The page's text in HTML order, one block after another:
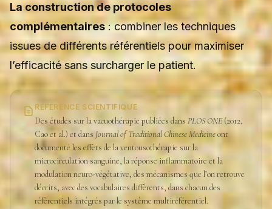
La construction de protocoles
complémentaires: combiner les techniques
issues de différents référentiels pour maximiser
l’efficacité sans surcharger le patient.
RÉFÉRENCE SCIENTIFIQUE
Des études sur la vacuothérapie publiées dans PLOS ONE (2012,
Cao et al.) et dansJournal of Traditional Chinese Medicineont
documenté les effets de la ventousothérapie sur la
microcirculation sanguine, la réponse inflammatoire et la
modulation neuro-végétative, des mécanismes que l’on retrouve
décrits, avec des vocabulaires différents, dans chacun des
référentiels intégrés par le système multiréférentiel.